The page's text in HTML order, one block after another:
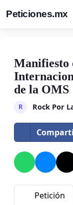
Peticiones.mx
Manifiesto
de la OMS
R Rock Por
Petición